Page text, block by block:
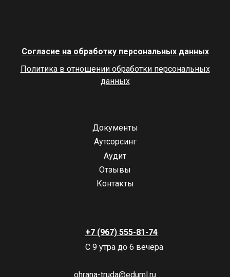
Согласие на обработку персональных данных
Политика в отношении обработки персональных
данных
Документы
Аутсорсинг
Аудит
Отзывы
Контакты
+7 (967) 555-81-74
С 9 утра до 6 вечера
ohrana-truda@eduml.ru